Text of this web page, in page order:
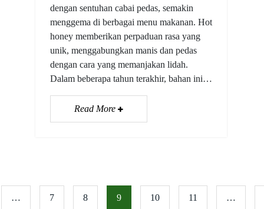
dengan sentuhan cabai pedas, semakin
menggema di berbagai menu makanan. Hot
honey memberikan perpaduan rasa yang
unik, menggabungkan manis dan pedas
dengan cara yang memanjakan lidah.
Dalam beberapa tahun terakhir, bahan ini…
Read More
… 7 8 9 10 11 …